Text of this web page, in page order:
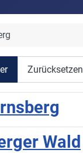
Zurücksetzen
Wald